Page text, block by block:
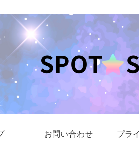
お問い合わせ プラ